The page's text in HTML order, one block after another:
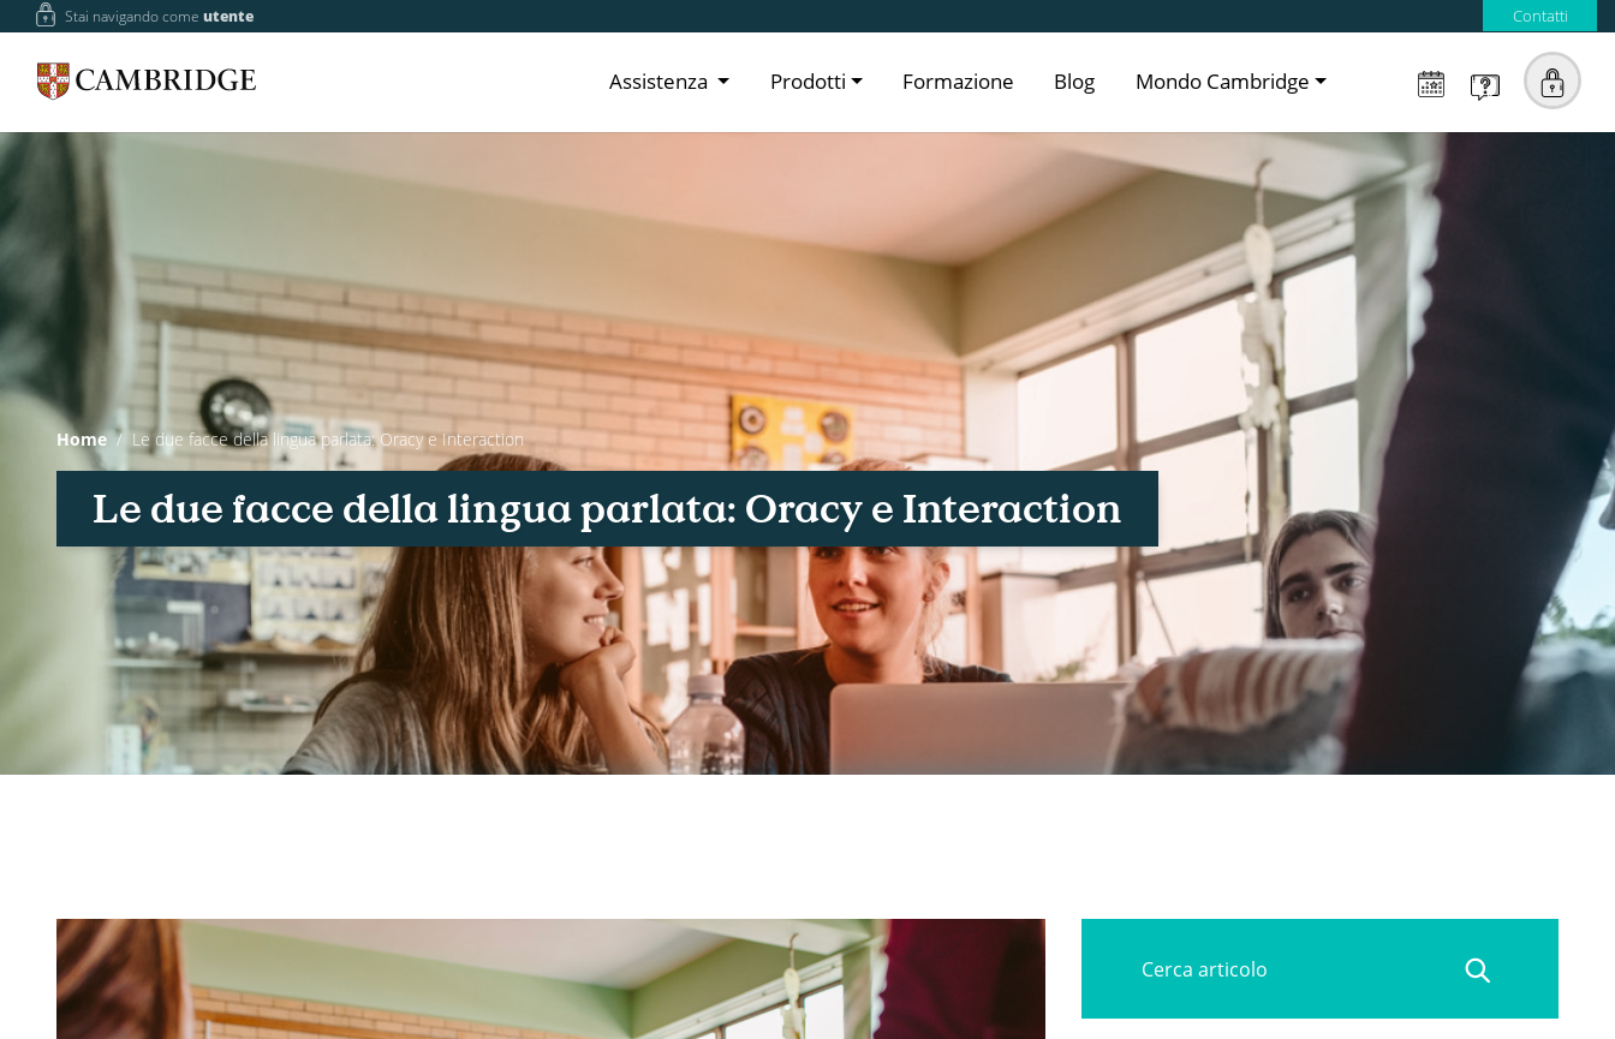
Stai navigando comeutente Contatti
Assistenza Prodotti Formazione Blog Mondo Cambridge
Home Le due facce della lingua parlata: Oracy e Interaction
Le due facce della lingua parlata: Oracy e Interaction